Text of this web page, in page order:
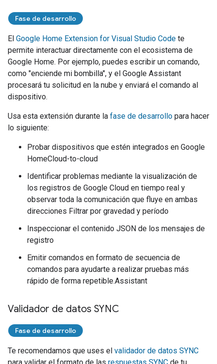
Fase de desarrollo
El Google Home Extension for Visual Studio Code te
permite interactuar directamente con el ecosistema de
Google Home. Por ejemplo, puedes escribir un comando,
como "enciende mi bombilla", y el Google Assistant
procesará tu solicitud en la nube y enviará el comando al
dispositivo.
Usa esta extensión durante la fase de desarrollo para hacer
lo siguiente:
Probar dispositivos que estén integrados en Google
HomeCloud-to-cloud
Identificar problemas mediante la visualización de
los registros de Google Cloud en tiempo real y
observar toda la comunicación que fluye en ambas
direcciones Filtrar por gravedad y período
Inspeccionar el contenido JSON de los mensajes de
registro
Emitir comandos en formato de secuencia de
comandos para ayudarte a realizar pruebas más
rápido de forma repetible.Assistant
Validador de datos SYNC
Fase de desarrollo
Te recomendamos que uses el validador de datos SYNC